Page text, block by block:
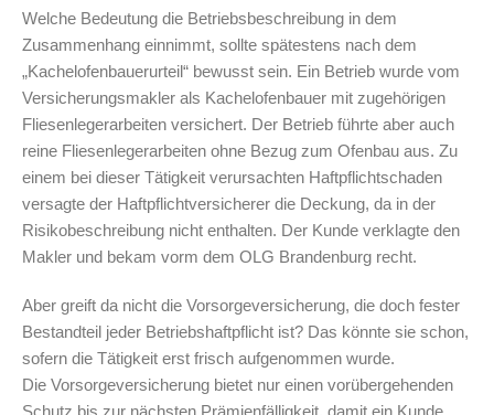
Welche Bedeutung die Betriebsbeschreibung in dem
Zusammenhang einnimmt, sollte spätestens nach dem
„Kachelofenbauerurteil“ bewusst sein. Ein Betrieb wurde vom
Versicherungsmakler als Kachelofenbauer mit zugehörigen
Fliesenlegerarbeiten versichert. Der Betrieb führte aber auch
reine Fliesenlegerarbeiten ohne Bezug zum Ofenbau aus. Zu
einem bei dieser Tätigkeit verursachten Haftpflichtschaden
versagte der Haftpflichtversicherer die Deckung, da in der
Risikobeschreibung nicht enthalten. Der Kunde verklagte den
Makler und bekam vorm dem OLG Brandenburg recht.
Aber greift da nicht die Vorsorgeversicherung, die doch fester
Bestandteil jeder Betriebshaftpflicht ist? Das könnte sie schon,
sofern die Tätigkeit erst frisch aufgenommen wurde.
Die Vorsorgeversicherung bietet nur einen vorübergehenden
Schutz bis zur nächsten Prämienfälligkeit, damit ein Kunde